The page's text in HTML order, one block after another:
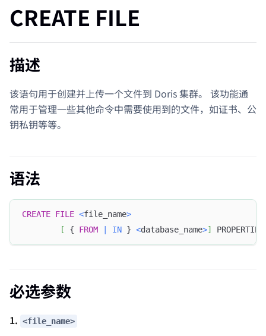
CREATE FILE
描述
该语句用于创建并上传一个文件到 Doris 集群。 该功能通
常用于管理一些其他命令中需要使用到的文件，如证书、公
钥私钥等等。
语法
CREATE FILE <file_name>
[
{ FROM IN } <database_name>]
必选参数
1. <file_name>